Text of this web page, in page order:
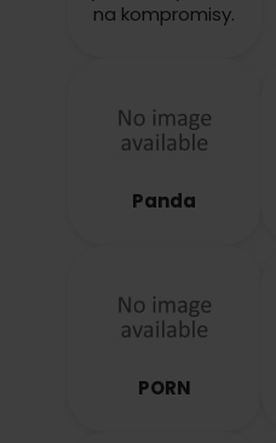
na kompromisy.
Panda
PORN